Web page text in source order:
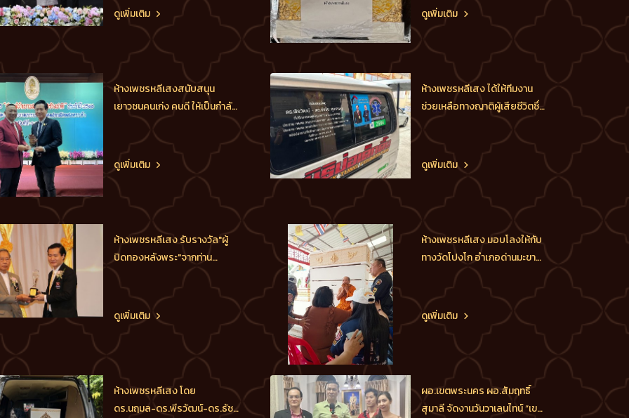
ทุนการศึกษานักเรียนในเขต
พระนคร โดย ดร.นฤมล-ดร.พีร
วัฒน์-ดร.ธัชวิน-ผศ.ดร.ชุติมา-
กัลยภรณ์ สุรเศรษฐ ที่ปรึกษา
รองผบ.ตร.-กต.ตร.กทม.ผู้ทรง
คุณวุฒิด้านความมั่
ดูเพิ่มเติม
เพศหญิง 1 ราย อายุ 79 ปี ที่เสีย
ชีวิต จากโรงพยาบาลปทุม นำ
ส่ง วัดน้อย โดยไม่มีค่าใช้จ่าย
ใดๆ ทั้งสิ้น ขออนุโมทนาบุญให้
ทุกท่านและครอบครัวอายุยื
ดูเพิ่มเติม
ห้างเพชรหลีเสงสนับสนุน
เยาวชนคนเก่ง คนดี ให้เป็นกำลัง
สำคัญพัฒนาประเทศในอนาคต
ห้างเพชรหลีเสง โดย ดร.พีร
วัฒน์-ดร.ธัชวิน สุรเศรษฐ
M.D.L.S.Jewelry Group-
ประธานกต.ตร.กทม.(ภาค
ประชาชน)-ประธาน
กต.ตร.บก.น.1- ประธานสภาฯ
เขตพระนคร-ที่ปรึกษาคณะ
ทำงานโครงการค่ายผู้นำฯ ได
ดูเพิ่มเติม
ห้างเพชรหลีเสง ได้ให้ทีมงาน
ช่วยเหลือทางญาติผู้เสียชีวิตซึ่ง
ไม่มีทุนทรัพย์ จัดซื้อโลง และนำ
ส่งประกอบพิธีส่งดวงวิญญาณ
สู่สุขคติ เป็นชาย1ราย อายุ 87
ปี ที่เสียชีวิต จากโรงพยาบาล
อนันต์พัฒนา2 นำส่ง วัดกำแพง
จ.นนทบุรี โดยไม่มีค่าใช้จ่ายใดๆ
ทั้งสิ้น ขออนุโมทนาบุญ
ดูเพิ่มเติม
ห้างเพชรหลีเสง รับรางวัล"ผู้
ปิดทองหลังพระ"จากท่าน
ศาตราจารย์พิเศษ วิชา มหาคุณ
ประธานมูลนิธิต่อต้านการคอรัป
ชัน จากการเปิดโรงพยาบาล
ศูนย์พักคอยผู้ป่วยโควิด เขต
พระนคร250เตียง และจัดรถ
พยาบาลฟรีรับผู้ป่วยโควิดเพื่อ
รักษา ขออนุโมทนาบุญให้ลูกค้า
ทุกท่านแ
ดูเพิ่มเติม
ห้างเพชรหลีเสง มอบโลงให้กับ
ทางวัดโปงโก อำเภอด่านมะขาม
เตี้ย กาญจนบุรี โดยอาสานำ
โลง49ใบ พร้อมอุปกรณ์
ปฐมพยาบาลเบื้องต้นมอบให้วัด
โปงโกเป็นวัดที่อยู่ห่างไกล จาก
ตัวเมืองมาก และมีชุมชนชาว
กะเหรี่ยงเป็นส่วนมาก ขอ
อนุโมทนาบุญให้ลูกค้าทุกท่าน
และครอบครัวอายุยืนยาว สุข
ดูเพิ่มเติม
ห้างเพชรหลีเสง โดย
ดร.นฤมล-ดร.พีรวัฒน์-ดร.ธัช
ผอ.เขตพระนคร ผอ.สัมฤทธิ์
สุมาลี จัดงานวันวาเลนไทน์ “เขต